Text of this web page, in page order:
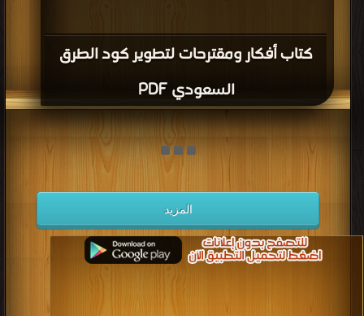
كتاب أفكار ومقترحات لتطوير كود الطرق
السعودي PDF
المزيد